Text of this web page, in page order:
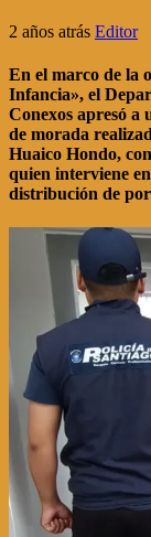
2 años atrás Editor
En el marco de la
Infancia», el
Conexos apresó a
de morada
Huaico Hondo,
quien interviene
distribución de